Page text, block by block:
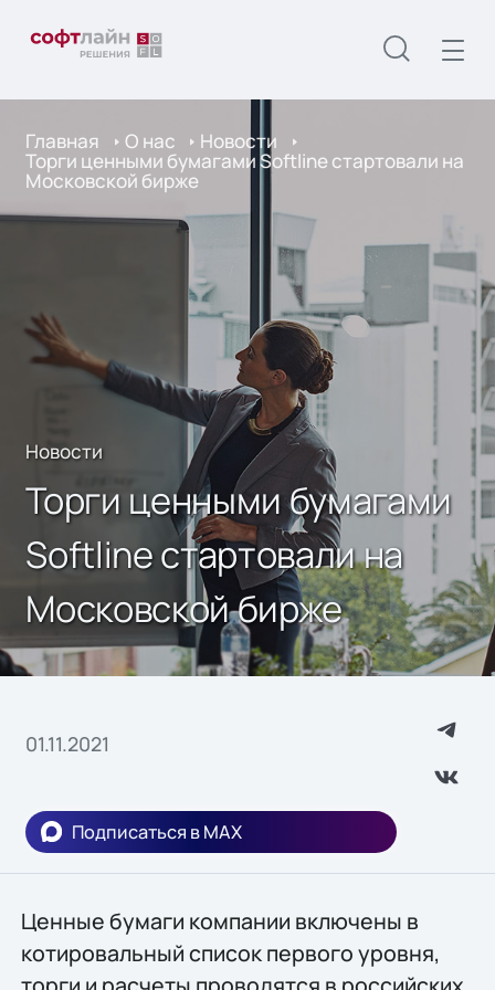
Главная О нас Новости
Торги ценными бумагами Softline стартовали на
Московской бирже
Новости
Торги ценными бумагами
Softline стартовали на
Московской бирже
01.11.2021
Подписаться в MAX
Ценные бумаги компании включены в
котировальный список первого уровня,